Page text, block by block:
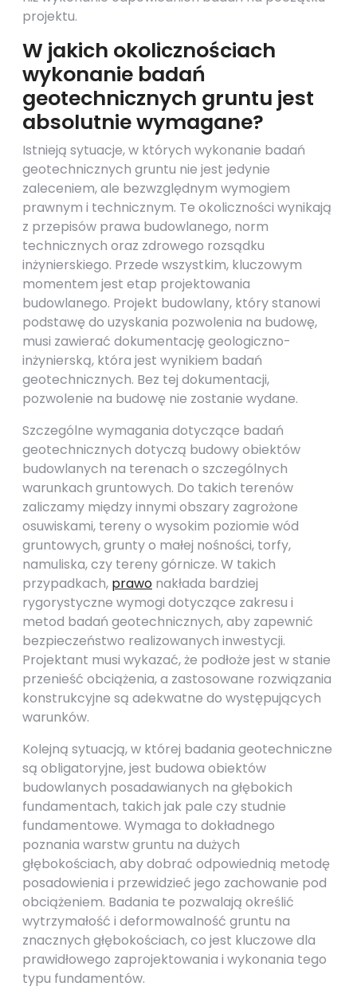
projektu.
W jakich okolicznościach
wykonanie badań
geotechnicznych gruntu jest
absolutnie wymagane?
Istnieją sytuacje, w których wykonanie badań
geotechnicznych gruntu nie jest jedynie
zaleceniem, ale bezwzględnym wymogiem
prawnym i technicznym. Te okoliczności wynikają
z przepisów prawa budowlanego, norm
technicznych oraz zdrowego rozsądku
inżynierskiego. Przede wszystkim, kluczowym
momentem jest etap projektowania
budowlanego. Projekt budowlany, który stanowi
podstawę do uzyskania pozwolenia na budowę,
musi zawierać dokumentację geologiczno-
inżynierską, która jest wynikiem badań
geotechnicznych. Bez tej dokumentacji,
pozwolenie na budowę nie zostanie wydane.
Szczególne wymagania dotyczące badań
geotechnicznych dotyczą budowy obiektów
budowlanych na terenach o szczególnych
warunkach gruntowych. Do takich terenów
zaliczamy między innymi obszary zagrożone
osuwiskami, tereny o wysokim poziomie wód
gruntowych, grunty o małej nośności, torfy,
namuliska, czy tereny górnicze. W takich
przypadkach, prawo nakłada bardziej
rygorystyczne wymogi dotyczące zakresu i
metod badań geotechnicznych, aby zapewnić
bezpieczeństwo realizowanych inwestycji.
Projektant musi wykazać, że podłoże jest w stanie
przenieść obciążenia, a zastosowane rozwiązania
konstrukcyjne są adekwatne do występujących
warunków.
Kolejną sytuacją, w której badania geotechniczne
są obligatoryjne, jest budowa obiektów
budowlanych posadawianych na głębokich
fundamentach, takich jak pale czy studnie
fundamentowe. Wymaga to dokładnego
poznania warstw gruntu na dużych
głębokościach, aby dobrać odpowiednią metodę
posadowienia i przewidzieć jego zachowanie pod
obciążeniem. Badania te pozwalają określić
wytrzymałość i deformowalność gruntu na
znacznych głębokościach, co jest kluczowe dla
prawidłowego zaprojektowania i wykonania tego
typu fundamentów.